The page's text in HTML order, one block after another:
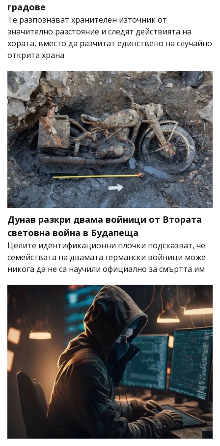
градове
Те разпознават хранителен източник от
значително разстояние и следят действията на
хората, вместо да разчитат единствено на случайно
открита храна
Дунав разкри двама войници от Втората
световна война в Будапеща
Целите идентификационни плочки подсказват, че
семействата на двамата германски войници може
никога да не са научили официално за смъртта им